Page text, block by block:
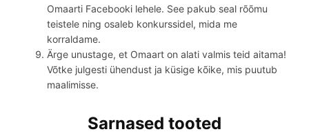
Omaarti Facebooki lehele. See pakub seal rõõmu
teistele ning osaleb konkurssidel, mida me
korraldame.
Ärge unustage, et Omaart on alati valmis teid aitama!
Võtke julgesti ühendust ja küsige kõike, mis puutub
maalimisse.
Sarnased tooted